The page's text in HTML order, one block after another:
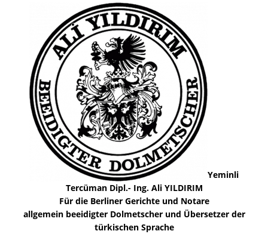
Yeminli
Tercüman Dipl.- Ing. Ali YILDIRIM
Für die Berliner Gerichte und Notare
allgemein beeidigter Dolmetscher und Übersetzer der
türkischen Sprache